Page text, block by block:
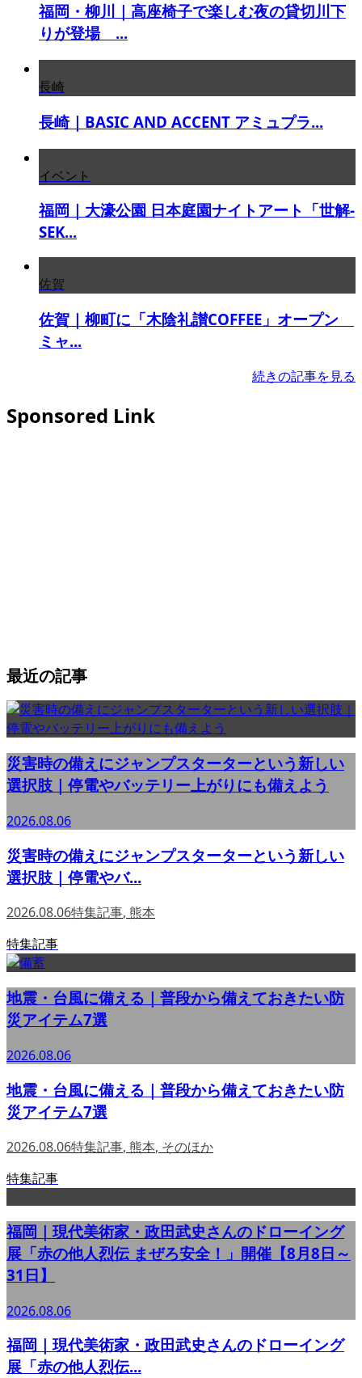
福岡・柳川｜高座椅子で楽しむ夜の貸切川下
りが登場 ...
長崎
長崎｜BASIC AND ACCENT アミュプラ...
イベント
福岡｜大濠公園 日本庭園ナイトアート「世解-
SEK...
佐賀
佐賀｜柳町に「木陰礼讃COFFEE」オープン
ミャ...
続きの記事を見る
Sponsored Link
最近の記事
災害時の備えにジャンプスターターという新しい
選択肢｜停電やバッテリー上がりにも備えよう
2026.08.06
災害時の備えにジャンプスターターという新しい
選択肢｜停電やバ...
2026.08.06特集記事, 熊本
特集記事
地震・台風に備える｜普段から備えておきたい防
災アイテム7選
2026.08.06
地震・台風に備える｜普段から備えておきたい防
災アイテム7選
2026.08.06特集記事, 熊本, そのほか
特集記事
福岡｜現代美術家・政田武史さんのドローイング
展「赤の他人烈伝 まぜろ安全！」開催【8月8日～
31日】
2026.08.06
福岡｜現代美術家・政田武史さんのドローイング
展「赤の他人烈伝...